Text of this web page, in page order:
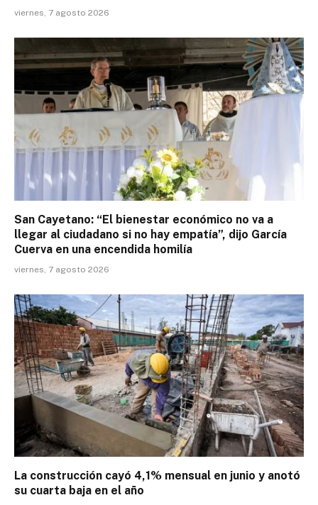
viernes, 7 agosto 2026
San Cayetano: “El bienestar económico no va a
llegar al ciudadano si no hay empatía”, dijo García
Cuerva en una encendida homilía
viernes, 7 agosto 2026
La construcción cayó 4,1% mensual en junio y anotó
su cuarta baja en el año